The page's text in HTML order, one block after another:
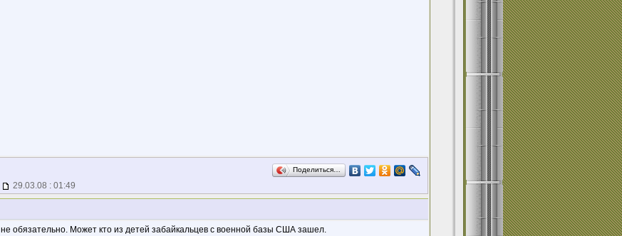
Поделиться…
29.03.08 : 01:49
не обязательно. Может кто из детей забайкальцев с военной базы США зашел.